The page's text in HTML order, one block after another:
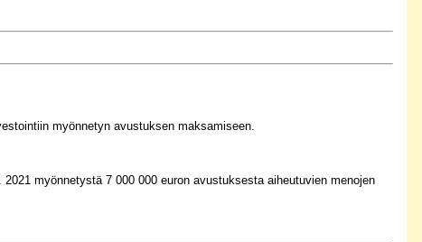
myönnetyn avustuksen maksamiseen.
myönnetystä 7 000 000 euron avustuksesta aiheutuvien menojen